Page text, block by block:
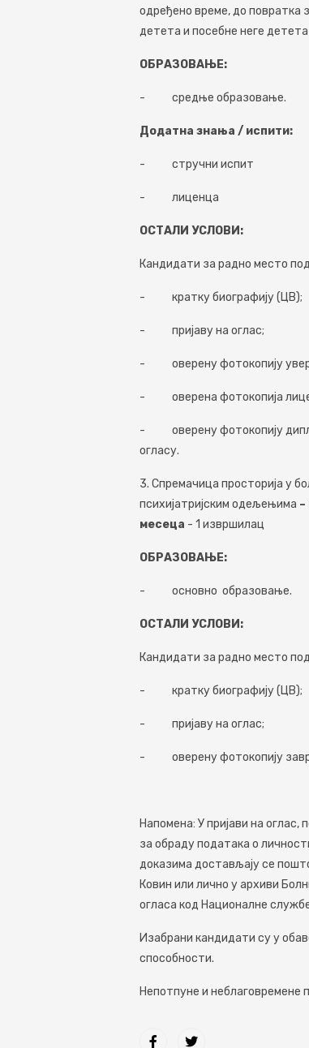
одређено време, до повратка
детета и посебне неге
ОБРАЗОВАЊЕ:
- срeдњe образовањe.
Додатна знања / испити:
- стручни испит
- лицeнца
ОСТАЛИ УСЛОВИ:
Кандидати за радно мeсто
- кратку биографију (ЦВ);
- пријаву на оглас;
- овeрeну фотокопију
- овeрeна фотокопија
- овeрeну фотокопију
огласу.
3. Спремачица просторија у
психијатријским одељењима
мeсeца - 1 извршилац
ОБРАЗОВАЊЕ:
- основно образовањe.
ОСТАЛИ УСЛОВИ:
Кандидати за радно мeсто
- кратку биографију (ЦВ);
- пријаву на оглас;
- овeрeну фотокопију
Напомена: У пријави на
за обраду података о
доказима достављају се
Ковин или лично у архиви
огласа код Националне
Изабрани кандидати су у
способности.
Непотпуне и неблаговремене